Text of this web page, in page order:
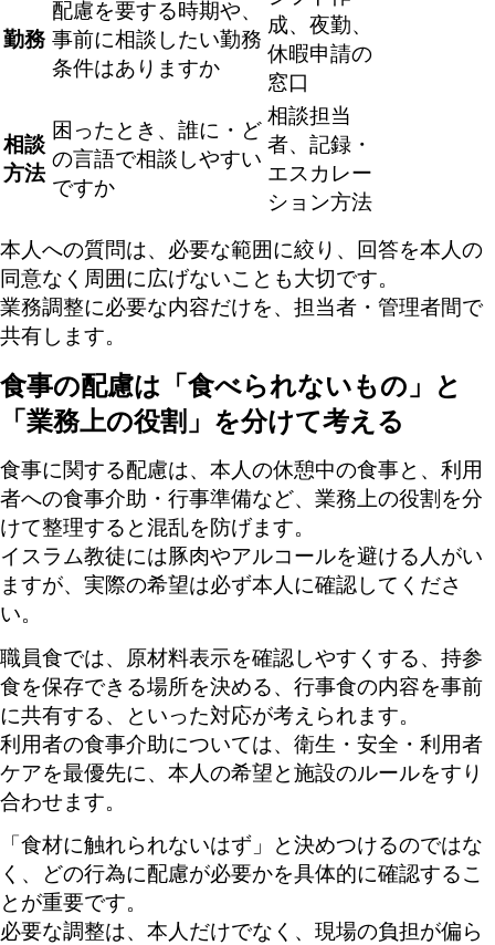
勤務
配慮を要する時期や、
事前に相談したい勤務
条件はありますか
成、夜勤、
休暇申請の
窓口
相談
方法
困ったとき、誰に・ど
の言語で相談しやすい
ですか
相談担当
者、記録・
エスカレー
ション方法
本人への質問は、必要な範囲に絞り、回答を本人の
同意なく周囲に広げないことも大切です。
業務調整に必要な内容だけを、担当者・管理者間で
共有します。
食事の配慮は「食べられないもの」と
「業務上の役割」を分けて考える
食事に関する配慮は、本人の休憩中の食事と、利用
者への食事介助・行事準備など、業務上の役割を分
けて整理すると混乱を防げます。
イスラム教徒には豚肉やアルコールを避ける人がい
ますが、実際の希望は必ず本人に確認してくださ
い。
職員食では、原材料表示を確認しやすくする、持参
食を保存できる場所を決める、行事食の内容を事前
に共有する、といった対応が考えられます。
利用者の食事介助については、衛生・安全・利用者
ケアを最優先に、本人の希望と施設のルールをすり
合わせます。
「食材に触れられないはず」と決めつけるのではな
く、どの行為に配慮が必要かを具体的に確認するこ
とが重要です。
必要な調整は、本人だけでなく、現場の負担が偏ら